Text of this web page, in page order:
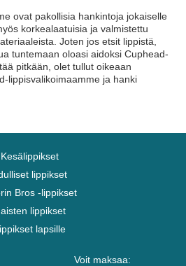
ovat pakollisia hankintoja jokaiselle
korkealaatuisia ja valmistettu
Joten jos etsit lippistä,
tuntemaan oloasi aidoksi Cuphead-
pitkään, olet tullut oikeaan
lippisvalikoimaamme ja hanki
Kesälippikset
lippikset
Bros -lippikset
lippikset
lapsille
Voit maksaa: